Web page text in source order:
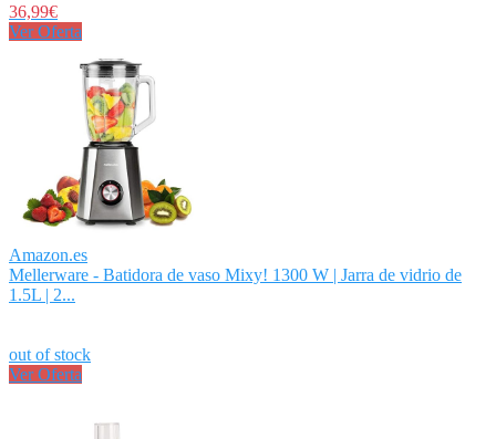
36,99€
Ver Oferta
Amazon.es
Mellerware - Batidora de vaso Mixy! 1300 W | Jarra de vidrio de
1.5L | 2...
out of stock
Ver Oferta